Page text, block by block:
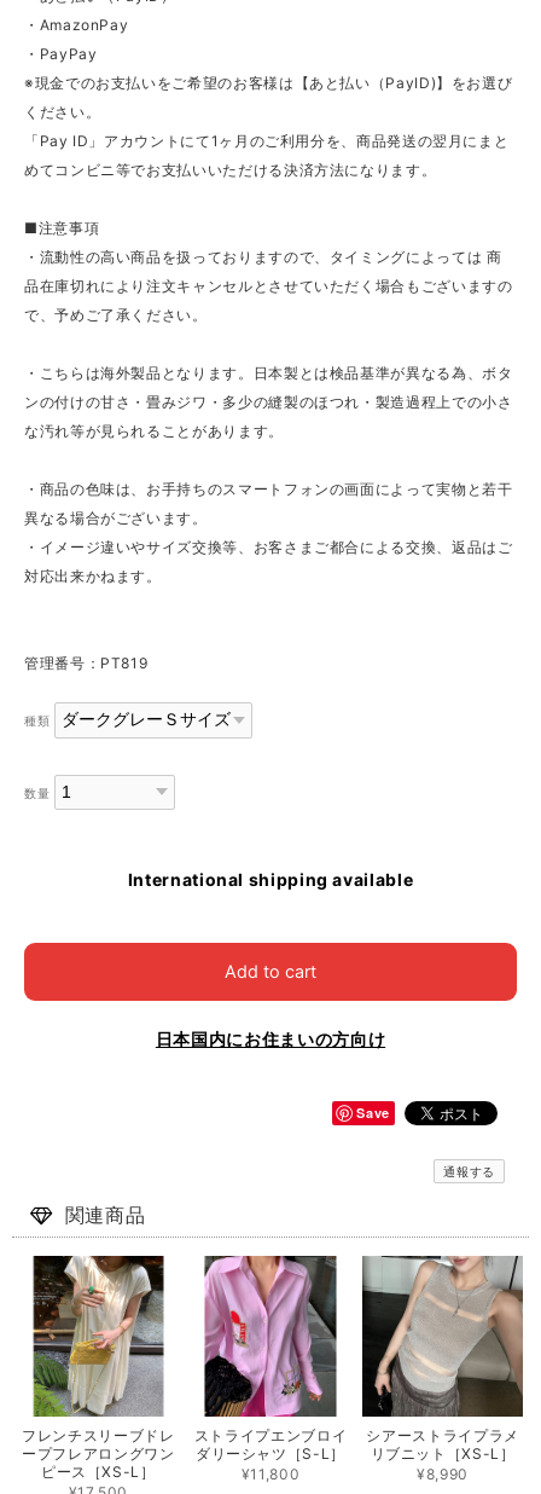
・AmazonPay
・PayPay
※現金でのお支払いをご希望のお客様は【あと払い（PayID)】をお選び
ください。
「Pay ID」アカウントにて1ヶ月のご利用分を、商品発送の翌月にまと
めてコンビニ等でお支払いいただける決済方法になります。
■注意事項
・流動性の高い商品を扱っておりますので、タイミングによっては 商
品在庫切れにより注文キャンセルとさせていただく場合もございますの
で、予めご了承ください。
・こちらは海外製品となります。日本製とは検品基準が異なる為、ボタ
ンの付けの甘さ・畳みジワ・多少の縫製のほつれ・製造過程上での小さ
な汚れ等が見られることがあります。
・商品の色味は、お手持ちのスマートフォンの画面によって実物と若干
異なる場合がございます。
・イメージ違いやサイズ交換等、お客さまご都合による交換、返品はご
対応出来かねます。
管理番号：PT819
種類
数量
International shipping available
Add to cart
日本国内にお住まいの方向け
Save
通報する
関連商品
フレンチスリーブドレ
ープフレアロングワン
ピース［XS-L］
ストライプエンブロイ
ダリーシャツ［S-L］
¥11,800
シアーストライプラメ
リブニット［XS-L］
¥8,990